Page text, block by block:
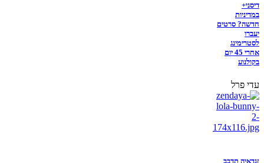
דיסני+
במדיניות
חדשה? סרטים
יעברו
לסטרימינג
אחרי 45 יום
בקולנוע
עדי פרל
זנדאיה תדבב